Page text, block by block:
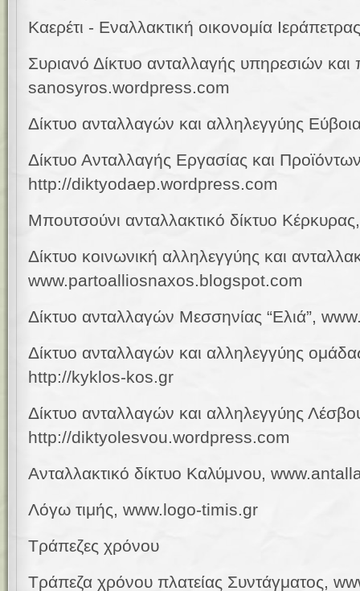
Καερέτι - Εναλλακτική οικονομία
Συριανό Δίκτυο ανταλλαγής υπηρεσιών και
sanosyros.wordpress.com
Δίκτυο ανταλλαγών και αλληλεγγύης
Δίκτυο Ανταλλαγής Εργασίας και
http://diktyodaep.wordpress.com
Μπουτσούνι ανταλλακτικό δίκτυο
Δίκτυο κοινωνική αλληλεγγύης και
www.partoalliosnaxos.blogspot.com
Δίκτυο ανταλλαγών Μεσσηνίας “Ελιά”,
Δίκτυο ανταλλαγών και αλληλεγγύης
http://kyklos-kos.gr
Δίκτυο ανταλλαγών και αλληλεγγύης
http://diktyolesvou.wordpress.com
Ανταλλακτικό δίκτυο Καλύμνου,
Λόγω τιμής, www.logo-timis.gr
Τράπεζες χρόνου
Τράπεζα χρόνου πλατείας Συντάγματος,